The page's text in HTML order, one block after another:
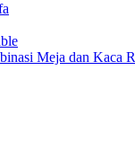
Meja dan Kaca